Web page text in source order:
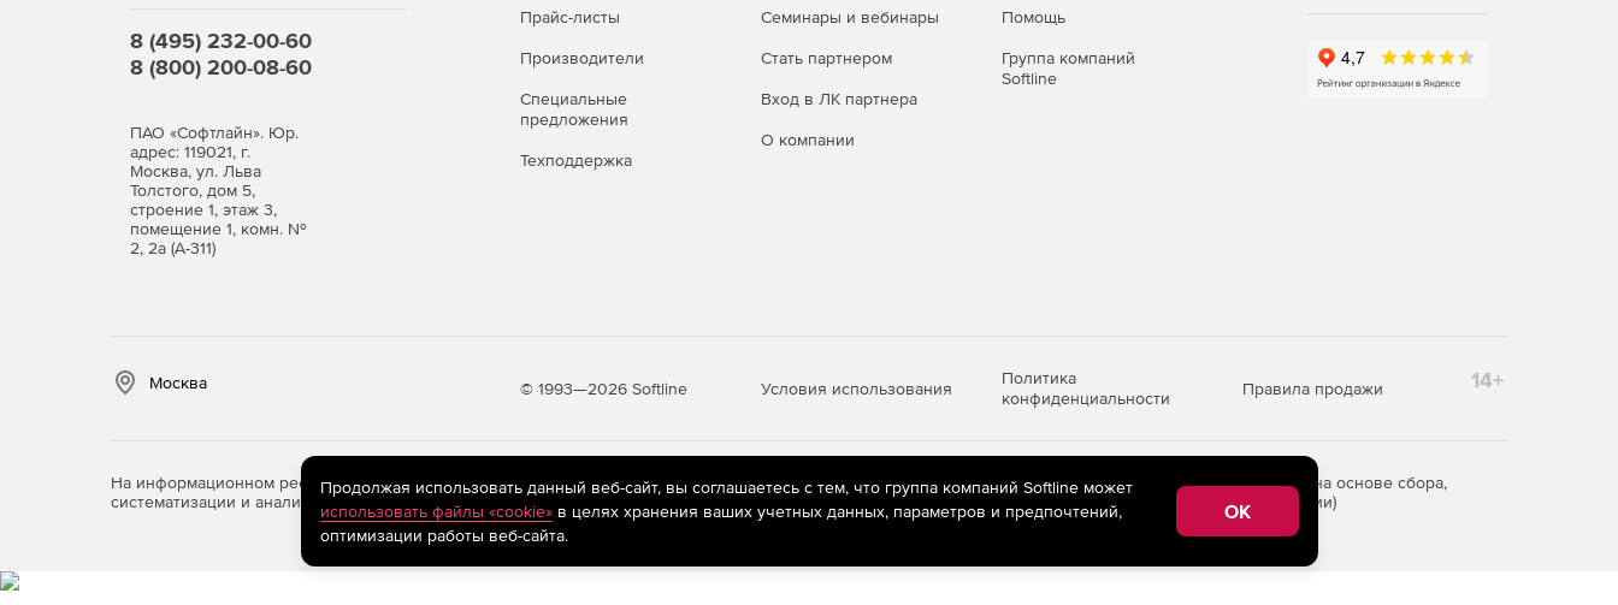
8 (495) 232-00-60
8 (800) 200-08-60
ПАО «Софтлайн». Юр.
адрес: 119021, г.
Москва, ул. Льва
Толстого, дом 5,
строение 1, этаж 3,
помещение 1, комн. №
2, 2а (А-311)
Прайс-листы
Производители
Специальные
предложения
Техподдержка
Семинары и вебинары
Стать партнером
Вход в ЛК партнера
О компании
Помощь
Группа компаний
Softline
Москва © 1993—2026 Softline Условия использования
Политика
конфиденциальности
Правила продажи 14+
На информационном ресурсе store.softline.ru применяютсярекомендательные технологии(информационные технологии предоставления информации на основе сбора,
систематизации и анализа сведений, относящихся к предпочтениям пользователей сети «Интернет», находящихся на территории Российской Федерации)
Продолжая использовать данный веб-сайт, вы соглашаетесь с тем, что группа компаний Softline может
использовать файлы «cookie»в целях хранения ваших учетных данных, параметров и предпочтений,
оптимизации работы веб-сайта.
OK